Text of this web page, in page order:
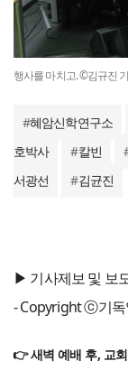
행사를 마치고. ©김규진
#혜암신학연구소
호박사
#칼빈
서광선
#김균진
▶ 기사제보 및 보
- Copyright ⓒ기독
👉 새벽 예배 후, 교